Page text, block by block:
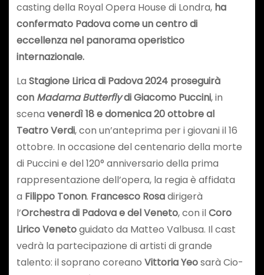
casting della Royal Opera House di Londra, ha
confermato Padova come un centro di
eccellenza nel panorama operistico
internazionale.
La Stagione Lirica di Padova 2024 proseguirà
con Madama Butterflydi Giacomo Puccini, in
scena venerdì 18 e domenica 20 ottobre al
Teatro Verdi, con un’anteprima per i giovani il 16
ottobre. In occasione del centenario della morte
di Puccini e del 120° anniversario della prima
rappresentazione dell’opera, la regia è affidata
a Filippo Tonon. Francesco Rosadirigerà
l’Orchestra di Padova e del Veneto, con ilCoro
Lirico Venetoguidato da Matteo Valbusa. Il cast
vedrà la partecipazione di artisti di grande
talento: il soprano coreano Vittoria Yeosarà Cio-